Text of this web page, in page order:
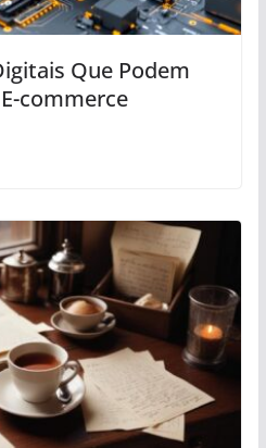
Que Podem
commerce